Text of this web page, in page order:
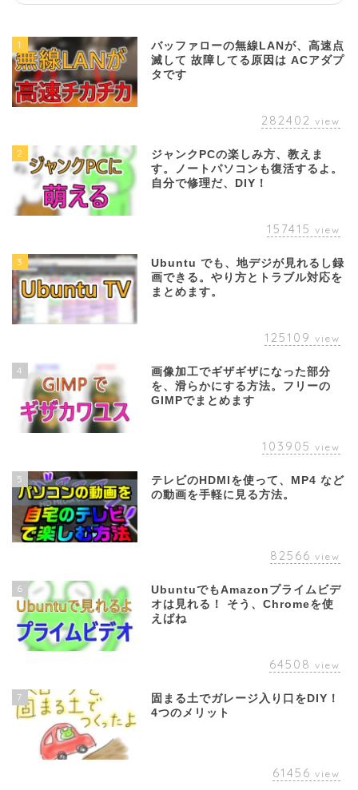
1
バッファローの無線LANが、高速点
滅して 故障してる原因は ACアダプ
タです
282402 view
2
ジャンクPCの楽しみ方、教えま
す。ノートパソコンも復活するよ。
自分で修理だ、DIY！
157415 view
3
Ubuntu でも、地デジが見れるし録
画できる。やり方とトラブル対応を
まとめます。
125109 view
4
画像加工でギザギザになった部分
を、滑らかにする方法。フリーの
GIMPでまとめます
103905 view
5
テレビのHDMIを使って、MP4 など
の動画を手軽に見る方法。
82566 view
6
UbuntuでもAmazonプライムビデ
オは見れる！ そう、Chromeを使
えばね
64508 view
7
固まる土でガレージ入り口をDIY！
4つのメリット
61456 view